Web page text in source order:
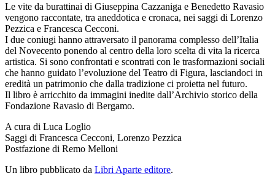
Le vite da burattinai di Giuseppina Cazzaniga e Benedetto Ravasio
vengono raccontate, tra aneddotica e cronaca, nei saggi di Lorenzo
Pezzica e Francesca Cecconi.
I due coniugi hanno attraversato il panorama complesso dell’Italia
del Novecento ponendo al centro della loro scelta di vita la ricerca
artistica. Si sono confrontati e scontrati con le trasformazioni sociali
che hanno guidato l’evoluzione del Teatro di Figura, lasciandoci in
eredità un patrimonio che dalla tradizione ci proietta nel futuro.
Il libro è arricchito da immagini inedite dall’Archivio storico della
Fondazione Ravasio di Bergamo.
A cura di Luca Loglio
Saggi di Francesca Cecconi, Lorenzo Pezzica
Postfazione di Remo Melloni
Un libro pubblicato da Libri Aparte editore.